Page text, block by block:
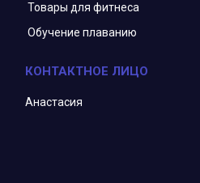
Товары для фитнеса
Обучение плаванию
Анастасия